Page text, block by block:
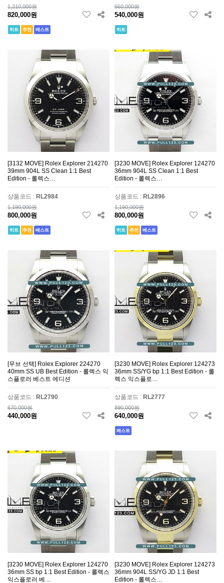
1,210,000원
820,000원
히트 추천 베스트
660,000원
540,000원
히트
[3132 MOVE] Rolex Explorer 214270
39mm 904L SS Clean 1:1 Best
Edition - 롤렉스…
상품코드 : RL2984
1,190,000원
800,000원
히트 추천 베스트
[3230 MOVE] Rolex Explorer 124270
36mm 904L SS Clean 1:1 Best
Edition - 롤렉스…
상품코드 : RL2896
1,190,000원
800,000원
히트 추천 베스트
[무브 선택] Rolex Explorer 224270
40mm SS UB Best Edition - 롤렉스 익
스플로러 베스트 에디션
상품코드 : RL2790
670,000원
440,000원
[3230 MOVE] Rolex Explorer 124273
36mm SS/YG bp 1:1 Best Edition - 롤
렉스 익스플로…
상품코드 : RL2777
890,000원
640,000원
베스트
[3230 MOVE] Rolex Explorer 124270
36mm SS bp 1:1 Best Edition - 롤렉스
익스플로러 베…
[3230 MOVE] Rolex Explorer 124273
36mm 904L SS/YG JD 1:1 Best
Edition - 롤렉스…